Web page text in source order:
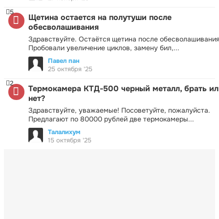
Щетина остается на полутуши после
обесволашивания
Здравствуйте. Остаётся щетина после
Пробовали увеличение циклов, замену бил,...
5
Павел пан
25 октября '25
Термокамера КТД-500 черный металл, брать
нет?
Здравствуйте, уважаемые! Посоветуйте, пожалуйста.
Предлагают по 80000 рублей две термокамеры...
2
Талалихум
15 октября '25